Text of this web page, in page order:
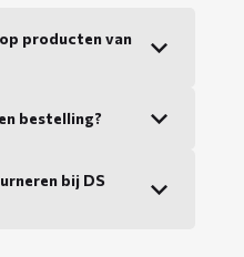
producten van
bestelling?
bij DS